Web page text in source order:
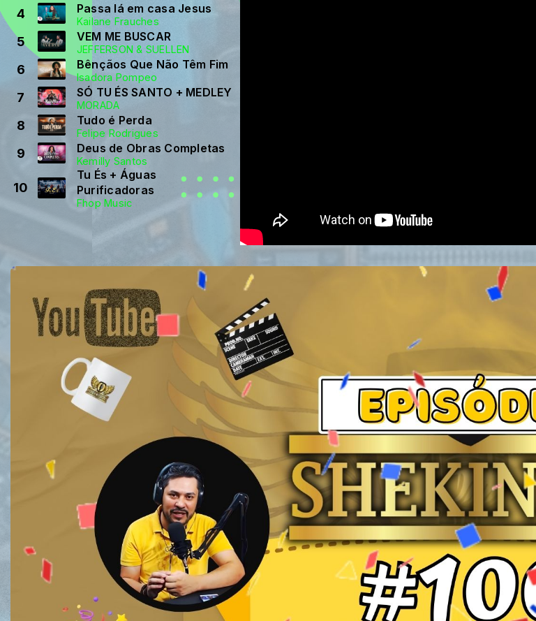
4 Passa lá em casa Jesus
Kailane Frauches
5 VEM ME BUSCAR
JEFFERSON & SUELLEN
6 Bênçãos Que Não Têm Fim
Isadora Pompeo
7 SÓ TU ÉS SANTO + MEDLEY
MORADA
8 Tudo é Perda
Felipe Rodrigues
9 Deus de Obras Completas
Kemilly Santos
10
Tu És + Águas
Purificadoras
Fhop Music